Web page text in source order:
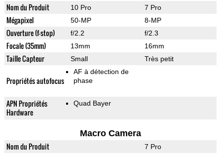
Nom du Produit 10 Pro 7 Pro
Mégapixel 50-MP 8-MP
Ouverture (f-stop) f/2.2 f/2.3
Focale (35mm) 13mm 16mm
Taille Capteur Small Très petit
Propriétés autofocus
AF à détection de
phase
APN Propriétés
Hardware
Quad Bayer
Macro Camera
Nom du Produit 7 Pro